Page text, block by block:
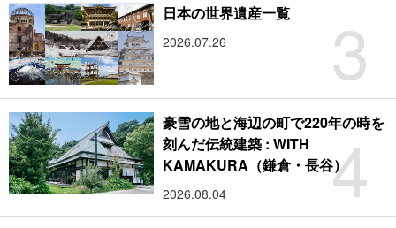
3
日本の世界遺産一覧
2026.07.26
4
豪雪の地と海辺の町で220年の時を
刻んだ伝統建築 : WITH
KAMAKURA（鎌倉・長谷）
2026.08.04